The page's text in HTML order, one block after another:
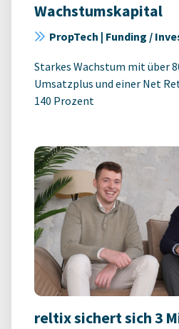
Wachstumskapital
PropTech | Funding /
Starkes Wachstum mit über
Umsatzplus und einer Net
140 Prozent
reltix sichert sich 3